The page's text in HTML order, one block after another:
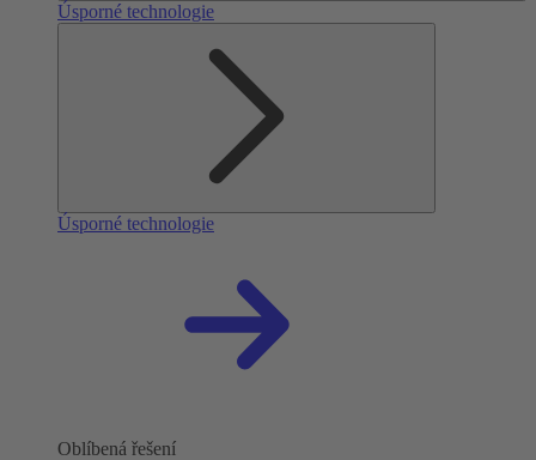
Úsporné technologie
Úsporné technologie
Oblíbená řešení